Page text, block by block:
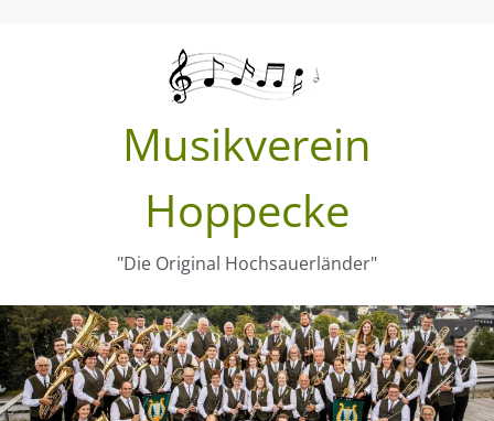
Musikverein
Hoppecke
"Die Original Hochsauerländer"